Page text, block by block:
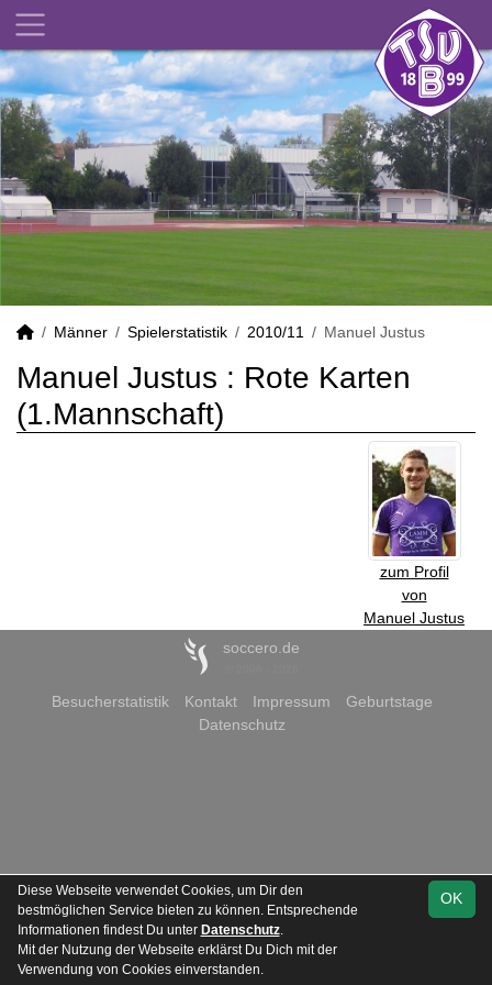
Männer Spielerstatistik 2010/11 Manuel Justus
Manuel Justus : Rote Karten
(1.Mannschaft)
zum Profil
von
Manuel Justus
soccero.de
Besucherstatistik Kontakt Impressum
Geburtstage
Datenschutz
OK
Diese Webseite verwendet Cookies, um Dir den
bestmöglichen Service bieten zu können. Entsprechende
Informationen findest Du unter Datenschutz.
Mit der Nutzung der Webseite erklärst Du Dich mit der
Verwendung von Cookies einverstanden.